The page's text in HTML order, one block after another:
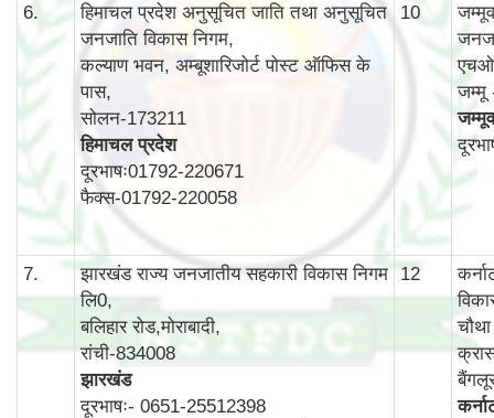
6.
हिमाचल प्रदेश अनुसूचित जाति तथा अनुसूचित
जनजाति विकास निगम,
कल्याण भवन, अम्बूशारिजोर्ट पोस्ट ऑफिस के
पास,
सोलन-173211
हिमाचल प्रदेश
दूरभाषः01792-220671
फैक्स-01792-220058
10
एचओ
जम्मू
7.
झारखंड राज्य जनजातीय सहकारी विकास निगम
लि0,
बलिहार रोड,मोराबादी,
रांची-834008
झारखंड
दूरभाषः- 0651-25512398
12